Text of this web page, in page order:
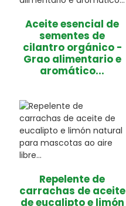
Aceite esencial de
sementes de
cilantro orgánico -
Grao alimentario e
aromático...
Repelente de
carrachas de aceite
de eucalipto e limón